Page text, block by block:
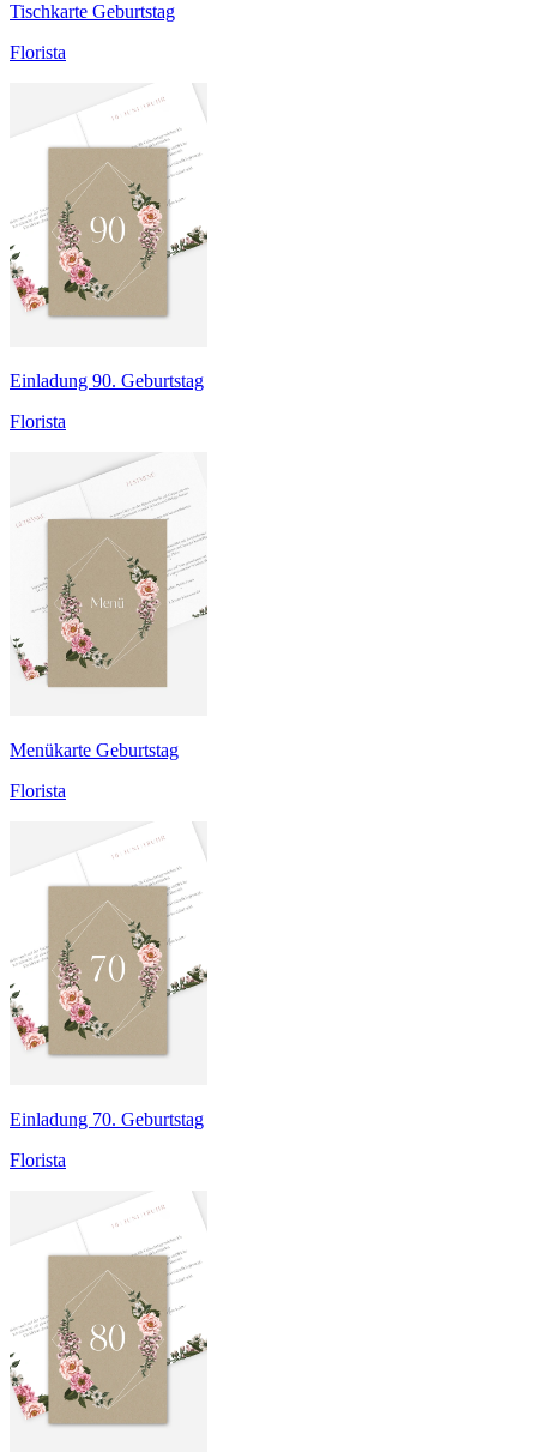
Tischkarte Geburtstag
Florista
Einladung 90. Geburtstag
Florista
Menükarte Geburtstag
Florista
Einladung 70. Geburtstag
Florista